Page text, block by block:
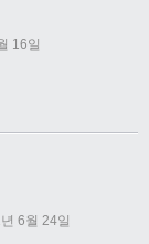
16일
6월 24일